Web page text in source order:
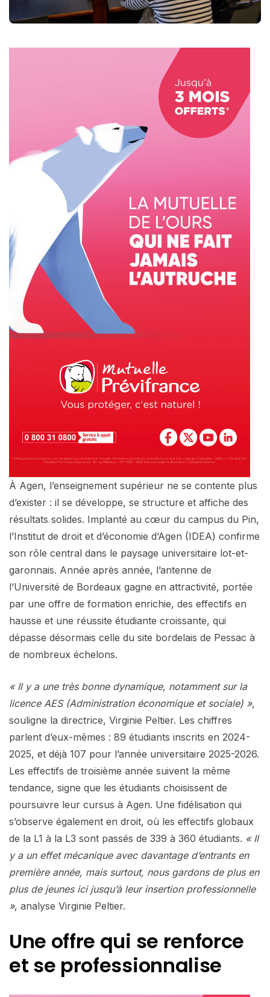
À Agen, l’enseignement supérieur ne se contente plus
d’exister : il se développe, se structure et affiche des
résultats solides. Implanté au cœur du campus du Pin,
l’Institut de droit et d’économie d’Agen (IDEA) confirme
son rôle central dans le paysage universitaire lot-et-
garonnais. Année après année, l’antenne de
l’Université de Bordeaux gagne en attractivité, portée
par une offre de formation enrichie, des effectifs en
hausse et une réussite étudiante croissante, qui
dépasse désormais celle du site bordelais de Pessac à
de nombreux échelons.
« Il y a une très bonne dynamique, notamment sur la
licence AES (Administration économique et sociale) »,
souligne la directrice, Virginie Peltier. Les chiffres
parlent d’eux-mêmes : 89 étudiants inscrits en 2024-
2025, et déjà 107 pour l’année universitaire 2025-2026.
Les effectifs de troisième année suivent la même
tendance, signe que les étudiants choisissent de
poursuivre leur cursus à Agen. Une fidélisation qui
s’observe également en droit, où les effectifs globaux
de la L1 à la L3 sont passés de 339 à 360 étudiants. « Il
y a un effet mécanique avec davantage d’entrants en
première année, mais surtout, nous gardons de plus en
plus de jeunes ici jusqu’à leur insertion professionnelle
», analyse Virginie Peltier.
Une offre qui se renforce
et se professionnalise